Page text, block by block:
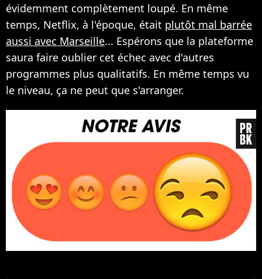
évidemment complètement loupé. En même
temps, Netflix, à l'époque, était plutôt mal barrée
aussi avec Marseille... Espérons que la plateforme
saura faire oublier cet échec avec d'autres
programmes plus qualitatifs. En même temps vu
le niveau, ça ne peut que s'arranger.